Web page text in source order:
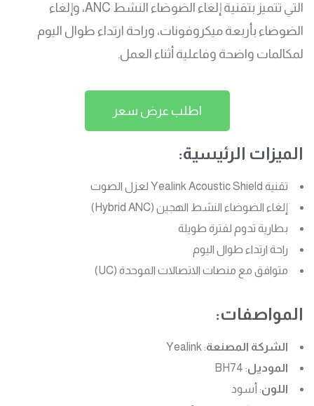
التي تتميز بتقنية إلغاء الضوضاء النشط ANC، وإلغاء
الضوضاء بأربعة ميكروفونات، وراحة ارتداء طوال اليوم
لمكالمات واضحة وفاعلية أثناء العمل.
اطلب عرض سعر
الميزات الرئيسية:
تقنية Yealink Acoustic Shield لعزل الصوت
إلغاء الضوضاء النشط الهجين (Hybrid ANC)
بطارية تدوم لفترة طويلة
راحة ارتداء طوال اليوم
متوافق مع منصات الاتصالات الموحدة (UC)
المواصفات:
الشركة المصنعة: Yealink
الموديل: BH74
اللون: أسود